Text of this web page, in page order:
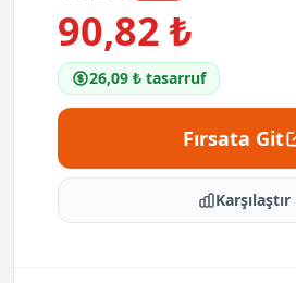
90,82 ₺
26,09 ₺ tasarruf
Fırsata Git
Karşılaştır